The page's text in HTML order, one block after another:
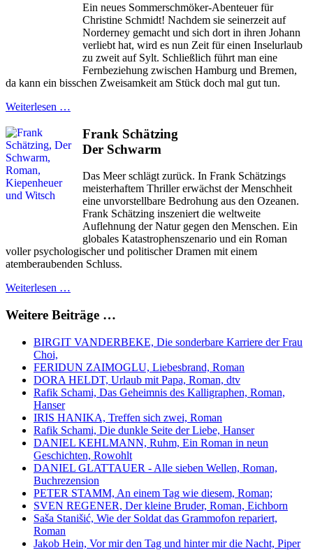
Ein neues Sommerschmöker-Abenteuer für
Christine Schmidt! Nachdem sie seinerzeit auf
Norderney gemacht und sich dort in ihren Johann
verliebt hat, wird es nun Zeit für einen Inselurlaub
zu zweit auf Sylt. Schließlich führt man eine
Fernbeziehung zwischen Hamburg und Bremen,
da kann ein bisschen Zweisamkeit am Stück doch mal gut tun.
Weiterlesen …
Frank Schätzing
Der Schwarm
Das Meer schlägt zurück. In Frank Schätzings
meisterhaftem Thriller erwächst der Menschheit
eine unvorstellbare Bedrohung aus den Ozeanen.
Frank Schätzing inszeniert die weltweite
Auflehnung der Natur gegen den Menschen. Ein
globales Katastrophenszenario und ein Roman
voller psychologischer und politischer Dramen mit einem
atemberaubenden Schluss.
Weiterlesen …
Weitere Beiträge …
BIRGIT VANDERBEKE, Die sonderbare Karriere der Frau
Choi,
FERIDUN ZAIMOGLU, Liebesbrand, Roman
DORA HELDT, Urlaub mit Papa, Roman, dtv
Rafik Schami, Das Geheimnis des Kalligraphen, Roman,
Hanser
IRIS HANIKA, Treffen sich zwei, Roman
Rafik Schami, Die dunkle Seite der Liebe, Hanser
DANIEL KEHLMANN, Ruhm, Ein Roman in neun
Geschichten, Rowohlt
DANIEL GLATTAUER - Alle sieben Wellen, Roman,
Buchrezension
PETER STAMM, An einem Tag wie diesem, Roman;
SVEN REGENER, Der kleine Bruder, Roman, Eichborn
Saša Stanišić, Wie der Soldat das Grammofon repariert,
Roman
Jakob Hein, Vor mir den Tag und hinter mir die Nacht, Piper